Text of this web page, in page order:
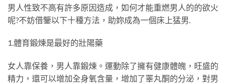
男人性致不高有許多原因造成，如何才能重燃男人的的欲火
呢?不妨借鑒以下十種方法，助妳成為一個床上猛男.
1.體育鍛煉是最好的壯陽藥
女人靠保養，男人靠鍛煉。運動除了擁有健康體魄，旺盛的
精力，還可以增加全身氧含量，增加了睪丸酮的分泌，對男